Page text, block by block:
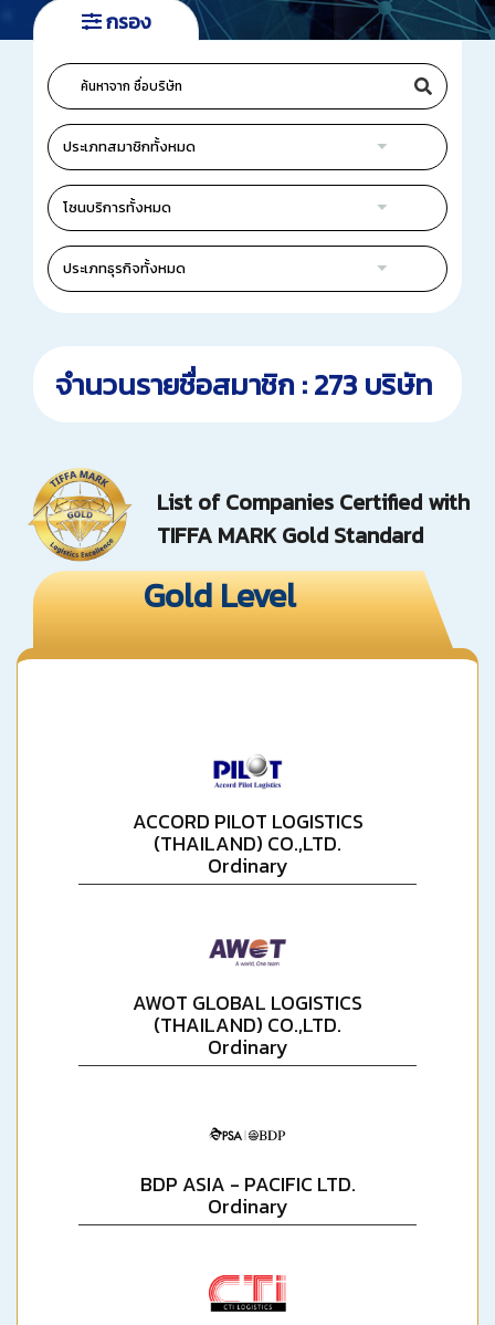
กรอง
จำนวนรายชื่อสมาชิก : 273 บริษัท
List of Companies Certified with
TIFFA MARK Gold Standard
Gold Level
ACCORD PILOT LOGISTICS
(THAILAND) CO.,LTD.
Ordinary
AWOT GLOBAL LOGISTICS
(THAILAND) CO.,LTD.
Ordinary
BDP ASIA - PACIFIC LTD.
Ordinary